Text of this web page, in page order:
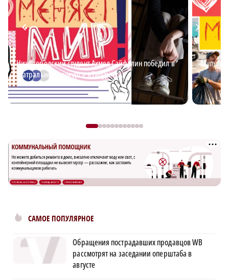
Нижегородский студент Ахмед Сайфулин победил в
театральном конкурсе «Табуретка»
САМОЕ ПОПУЛЯРНОЕ
Обращения пострадавших продавцов WB
рассмотрят на заседании оперштаба в
августе